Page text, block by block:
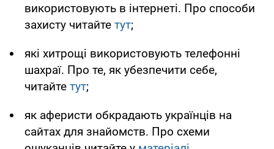
використовують в інтернеті. Про способи
захисту читайте тут;
які хитрощі використовують телефонні
шахраї. Про те, як убезпечити себе,
читайте тут;
як аферисти обкрадають українців на
сайтах для знайомств. Про схеми